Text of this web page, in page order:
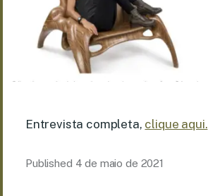
Entrevista completa, clique aqui.
Published 4 de maio de 2021